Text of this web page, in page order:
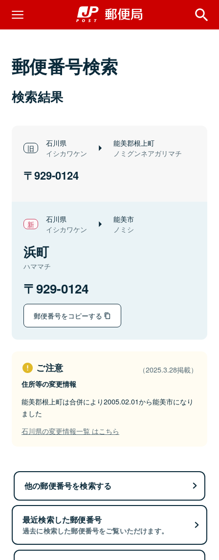
郵便番号検索
検索結果
石川県
イシカワケン
能美郡根上町
ノミグンネアガリマチ
929-0124
石川県
イシカワケン
能美市
ノミシ
浜町
ハママチ
929-0124
郵便番号をコピーする
ご注意 （2025.3.28掲載）
住所等の変更情報
能美郡根上町は合併により2005.02.01から能美市になり
ました
石川県の変更情報一覧 はこちら
他の郵便番号を検索する
最近検索した郵便番号
過去に検索した郵便番号をご覧いただけます。